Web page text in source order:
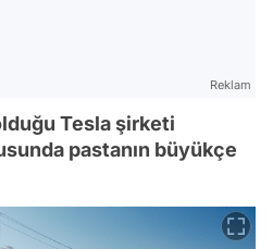
Reklam
Tesla şirketi
pastanın büyükçe